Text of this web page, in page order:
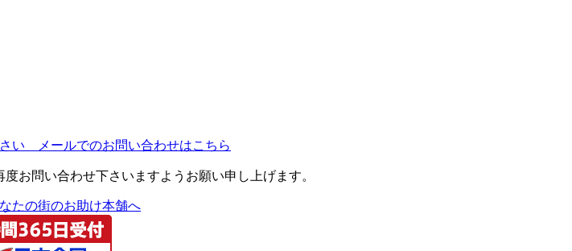
お問い合わせ下さいますようお願い申し上げます。